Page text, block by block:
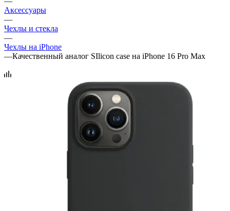
Аксессуары
—
Чехлы и стекла
—
Чехлы на iPhone
—Качественный аналог SIlicon case на iPhone 16 Pro Max